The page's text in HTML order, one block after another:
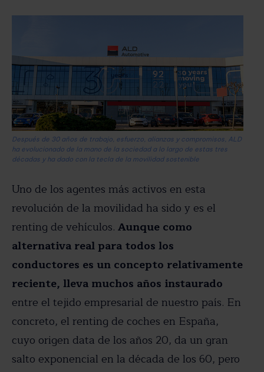
Después de 30 años de trabajo, esfuerzo, alianzas y compromisos, ALD
ha evolucionado de la mano de la sociedad a lo largo de estas tres
décadas y ha dado con la tecla de la movilidad sostenible
Uno de los agentes más activos en esta
revolución de la movilidad ha sido y es el
renting de vehículos. Aunque como
alternativa real para todos los
conductores es un concepto relativamente
reciente, lleva muchos años instaurado
entre el tejido empresarial de nuestro país. En
concreto, el renting de coches en España,
cuyo origen data de los años 20, da un gran
salto exponencial en la década de los 60, pero